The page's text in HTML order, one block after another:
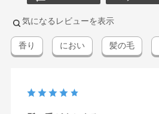
気になるレビューを表示
香り におい 髪の毛